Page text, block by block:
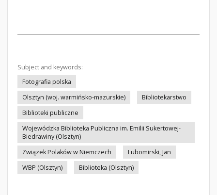
Subject and keywords:
Fotografia polska
Olsztyn (woj. warmińsko-mazurskie)
Bibliotekarstwo
Biblioteki publiczne
Wojewódzka Biblioteka Publiczna im. Emilii Sukertowej-
Biedrawiny (Olsztyn)
Związek Polaków w Niemczech
Lubomirski, Jan
WBP (Olsztyn)
Biblioteka (Olsztyn)